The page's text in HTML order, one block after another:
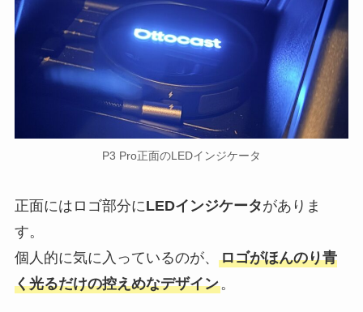
P3 Pro正面のLEDインジケータ
正面にはロゴ部分にLEDインジケータがありま
す。
個人的に気に入っているのが、 ロゴがほんのり青
く光るだけの控えめなデザイン。